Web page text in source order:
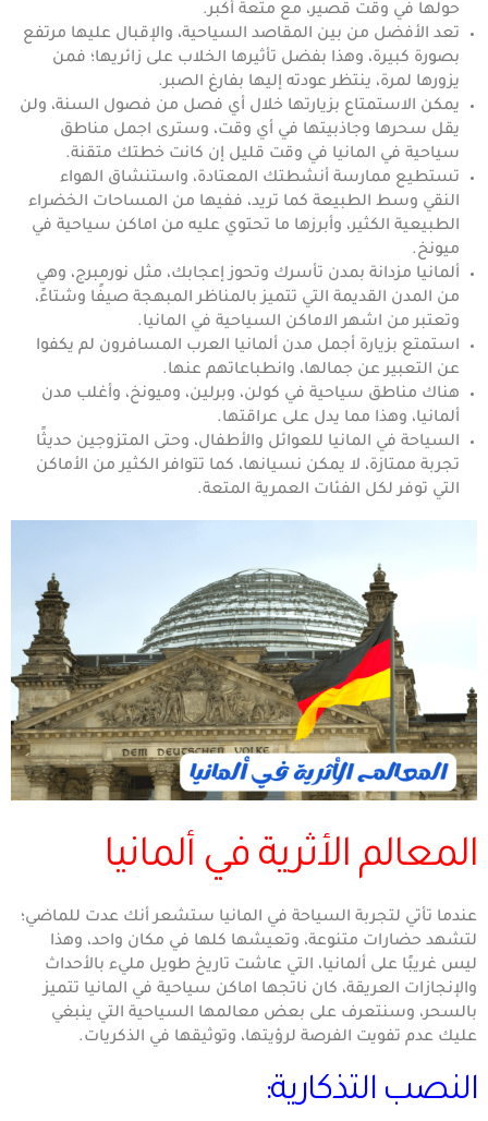
حولها في وقت قصير، مع متعة أكبر.
تعد الأفضل من بين المقاصد السياحية، والإقبال عليها مرتفع
بصورة كبيرة، وهذا بفضل تأثيرها الخلاب على زائريها؛ فمن
يزورها لمرة، ينتظر عودته إليها بفارغ الصبر.
يمكن الاستمتاع بزيارتها خلال أي فصل من فصول السنة، ولن
يقل سحرها وجاذبيتها في أي وقت، وسترى اجمل مناطق
سياحية في المانيا في وقت قليل إن كانت خطتك متقنة.
تستطيع ممارسة أنشطتك المعتادة، واستنشاق الهواء
النقي وسط الطبيعة كما تريد، ففيها من المساحات الخضراء
الطبيعية الكثير، وأبرزها ما تحتوي عليه من اماكن سياحية في
ميونخ.
ألمانيا مزدانة بمدن تأسرك وتحوز إعجابك، مثل نورمبرج، وهي
من المدن القديمة التي تتميز بالمناظر المبهجة صيفًا وشتاءً،
وتعتبر من اشهر الاماكن السياحية في المانيا.
استمتع بزيارة أجمل مدن ألمانيا العرب المسافرون لم يكفوا
عن التعبير عن جمالها، وانطباعاتهم عنها.
هناك مناطق سياحية في كولن، وبرلين، وميونخ، وأغلب مدن
ألمانيا، وهذا مما يدل على عراقتها.
السياحة في المانيا للعوائل والأطفال، وحتى المتزوجين حديثًا
تجربة ممتازة، لا يمكن نسيانها، كما تتوافر الكثير من الأماكن
التي توفر لكل الفئات العمرية المتعة.
المعالم الأثرية في ألمانيا
عندما تأتي لتجربة السياحة في المانيا ستشعر أنك عدت للماضي؛
لتشهد حضارات متنوعة، وتعيشها كلها في مكان واحد، وهذا
ليس غريبًا على ألمانيا، التي عاشت تاريخ طويل مليء بالأحداث
والإنجازات العريقة، كان ناتجها اماكن سياحية في المانيا تتميز
بالسحر، وسنتعرف على بعض معالمها السياحية التي ينبغي
عليك عدم تفويت الفرصة لرؤيتها، وتوثيقها في الذكريات.
النصب التذكارية: